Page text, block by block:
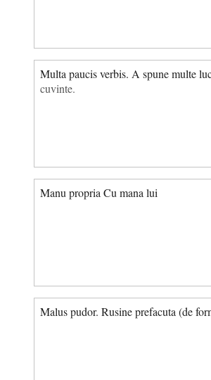
Multa paucis verbis. A spune multe
cuvinte.
Manu propria Cu mana lui
Malus pudor. Rusine prefacuta (de